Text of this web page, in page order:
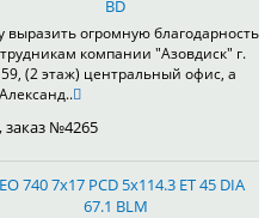
BD
выразить огромную благодарность
компании "Азовдиск" г.
(2 этаж) центральный офис, а
заказ №4265
740 7x17 PCD 5x114.3 ET 45 DIA
67.1 BLM